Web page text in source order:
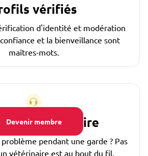
Devenir membre
vérifiés
d'identité et modération
et la bienveillance sont
maîtres-mots.
vétérinaire
pendant une garde ? Pas
vétérinaire est au bout du fil.